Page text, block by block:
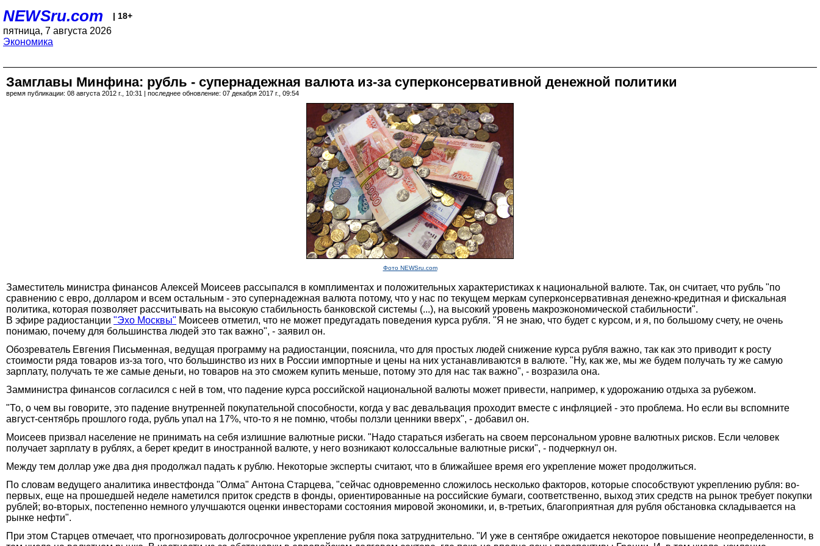
NEWSru.com | 18+
пятница, 7 августа 2026
Экономика
Замглавы Минфина: рубль - супернадежная валюта из-за суперконсервативной денежной политики
время публикации: 08 августа 2012 г., 10:31 | последнее обновление: 07 декабря 2017 г., 09:54
Фото NEWSru.com
Заместитель министра финансов Алексей Моисеев рассыпался в комплиментах и положительных характеристиках к национальной валюте. Так, он считает, что рубль "по
сравнению с евро, долларом и всем остальным - это супернадежная валюта потому, что у нас по текущем меркам суперконсервативная денежно-кредитная и фискальная
политика, которая позволяет рассчитывать на высокую стабильность банковской системы (...), на высокий уровень макроэкономической стабильности".
В эфире радиостанции "Эхо Москвы" Моисеев отметил, что не может предугадать поведения курса рубля. "Я не знаю, что будет с курсом, и я, по большому счету, не очень
понимаю, почему для большинства людей это так важно", - заявил он.
Обозреватель Евгения Письменная, ведущая программу на радиостанции, пояснила, что для простых людей снижение курса рубля важно, так как это приводит к росту
стоимости ряда товаров из-за того, что большинство из них в России импортные и цены на них устанавливаются в валюте. "Ну, как же, мы же будем получать ту же самую
зарплату, получать те же самые деньги, но товаров на это сможем купить меньше, потому это для нас так важно", - возразила она.
Замминистра финансов согласился с ней в том, что падение курса российской национальной валюты может привести, например, к удорожанию отдыха за рубежом.
"То, о чем вы говорите, это падение внутренней покупательной способности, когда у вас девальвация проходит вместе с инфляцией - это проблема. Но если вы вспомните
август-сентябрь прошлого года, рубль упал на 17%, что-то я не помню, чтобы ползли ценники вверх", - добавил он.
Моисеев призвал население не принимать на себя излишние валютные риски. "Надо стараться избегать на своем персональном уровне валютных рисков. Если человек
получает зарплату в рублях, а берет кредит в иностранной валюте, у него возникают колоссальные валютные риски", - подчеркнул он.
Между тем доллар уже два дня продолжал падать к рублю. Некоторые эксперты считают, что в ближайшее время его укрепление может продолжиться.
По словам ведущего аналитика инвестфонда "Олма" Антона Старцева, "сейчас одновременно сложилось несколько факторов, которые способствуют укреплению рубля: во-
первых, еще на прошедшей неделе наметился приток средств в фонды, ориентированные на российские бумаги, соответственно, выход этих средств на рынок требует покупки
рублей; во-вторых, постепенно немного улучшаются оценки инвесторами состояния мировой экономики, и, в-третьих, благоприятная для рубля обстановка складывается на
рынке нефти".
При этом Старцев отмечает, что прогнозировать долгосрочное укрепление рубля пока затруднительно. "И уже в сентябре ожидается некоторое повышение неопределенности, в